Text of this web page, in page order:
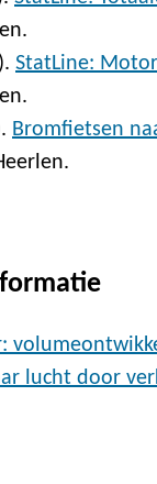
StatLine:
Bromfietsen
lucht door